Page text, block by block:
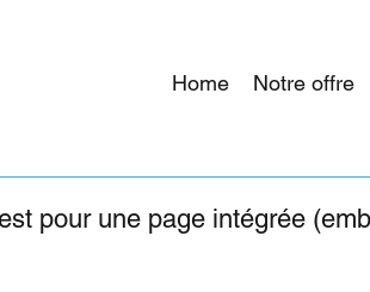
Home Notre offre
pour une page intégrée